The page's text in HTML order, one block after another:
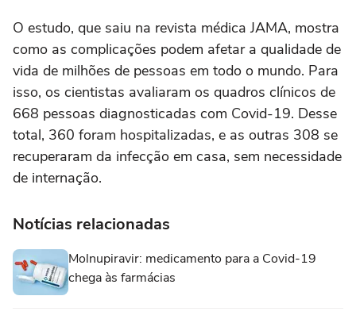
O estudo, que saiu na revista médica JAMA, mostra
como as complicações podem afetar a qualidade de
vida de milhões de pessoas em todo o mundo. Para
isso, os cientistas avaliaram os quadros clínicos de
668 pessoas diagnosticadas com Covid-19. Desse
total, 360 foram hospitalizadas, e as outras 308 se
recuperaram da infecção em casa, sem necessidade
de internação.
Notícias relacionadas
Molnupiravir: medicamento para a Covid-19
chega às farmácias